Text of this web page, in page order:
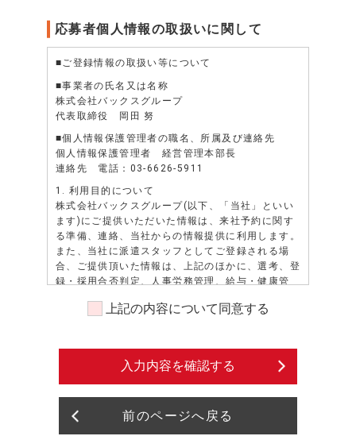
応募者個人情報の取扱いに関して
■ご登録情報の取扱い等について
■事業者の氏名又は名称
株式会社バックスグループ
代表取締役 岡田 努
■個人情報保護管理者の職名、所属及び連絡先
個人情報保護管理者 経営管理本部長
連絡先 電話：03-6626-5911
1. 利用目的について
株式会社バックスグループ(以下、「当社」といい
ます)にご提供いただいた情報は、来社予約に関す
る準備、連絡、当社からの情報提供に利用します。
また、当社に派遣スタッフとしてご登録される場
合、ご提供頂いた情報は、上記のほかに、選考、登
録・採用合否判定、人事労務管理、給与・健康管
遣先になろうとする者、又は紹介先若しくは紹介先
負・委託注文主への各種申請・報告等、当社の各種
情報（福利厚生、教育研修等）、資料の送付、提
供、その他、派遣業務、紹介業務管理等、及びこれ
評価情報については人事労務管理、及びこれに準ず
る目的に利用します。また、当社に派遣スタッフと
上記の内容について同意する
入力内容を確認する
前のページへ戻る